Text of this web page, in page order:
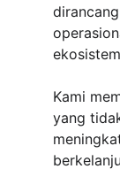
Kami
yang